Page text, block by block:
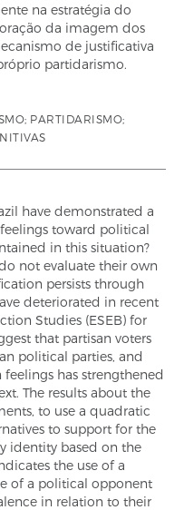
na estratégia do
da imagem dos
de justificativa
partidarismo.
PARTIDARISMO;
have demonstrated a
toward political
in this situation?
not evaluate their own
persists through
deteriorated in recent
Studies (ESEB) for
that partisan voters
political parties, and
has strengthened
The results about the
to use a quadratic
to support for the
identity based on the
the use of a
of a political opponent
in relation to their